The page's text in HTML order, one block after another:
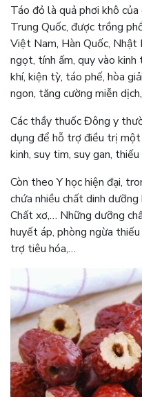
Táo đỏ là quả phơi khô
Trung Quốc, được trồng
Việt Nam, Hàn Quốc,
ngọt, tính ấm, quy vào
khí, kiện tỳ, táo phế, hòa
ngon, tăng cường miễn
Các thầy thuốc Đông y
dụng để hỗ trợ điều trị một
kinh, suy tim, suy gan,
Còn theo Y học hiện đại,
chứa nhiều chất dinh
Chất xơ,… Những dưỡng
huyết áp, phòng ngừa
trợ tiêu hóa,…